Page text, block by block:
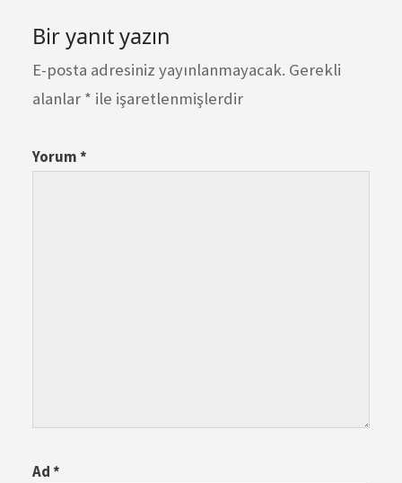
Bir yanıt yazın
E-posta adresiniz yayınlanmayacak. Gerekli
alanlar * ile işaretlenmişlerdir
Yorum*
Ad*